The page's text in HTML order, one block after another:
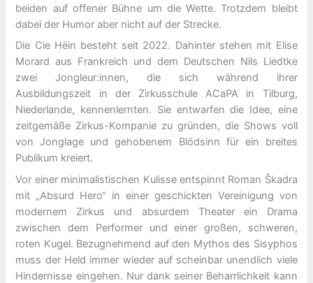
beiden auf offener Bühne um die Wette. Trotzdem bleibt
dabei der Humor aber nicht auf der Strecke.
Die Cie Hëin besteht seit 2022. Dahinter stehen mit Elise
Morard aus Frankreich und dem Deutschen Nils Liedtke
zwei Jongleur:innen, die sich während ihrer
Ausbildungszeit in der Zirkusschule ACaPA in Tilburg,
Niederlande, kennenlernten. Sie entwarfen die Idee, eine
zeitgemäße Zirkus-Kompanie zu gründen, die Shows voll
von Jonglage und gehobenem Blödsinn für ein breites
Publikum kreiert.
Vor einer minimalistischen Kulisse entspinnt Roman Škadra
mit „Absurd Hero“ in einer geschickten Vereinigung von
modernem Zirkus und absurdem Theater ein Drama
zwischen dem Performer und einer großen, schweren,
roten Kugel. Bezugnehmend auf den Mythos des Sisyphos
muss der Held immer wieder auf scheinbar unendlich viele
Hindernisse eingehen. Nur dank seiner Beharrlichkeit kann